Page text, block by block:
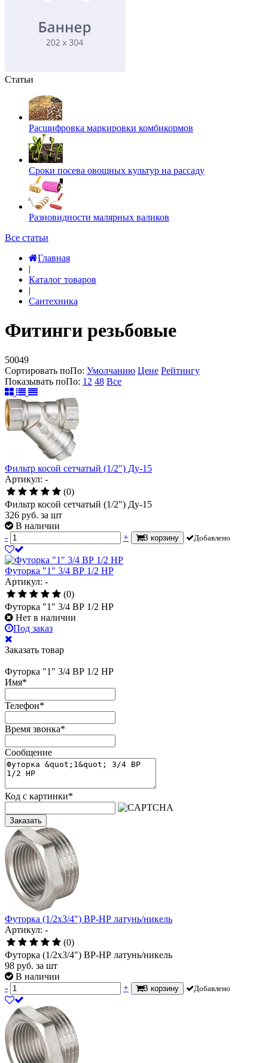
Статьи
Расшифровка маркировки комбикормов
Сроки посева овощных культур на рассаду
Разновидности малярных валиков
Все статьи
Главная
|
Каталог товаров
|
Сантехника
Фитинги резьбовые
50049
Сортировать поПо: Умолчанию Цене Рейтингу
Показывать поПо: 12 48 Все
Фильтр косой сетчатый (1/2") Ду-15
Артикул: -
(0)
Фильтр косой сетчатый (1/2") Ду-15
326 руб. за шт
В наличии
-
+ В корзину Добавлено
Футорка "1" 3/4 ВР 1/2 НР
Артикул: -
(0)
Футорка "1" 3/4 ВР 1/2 НР
Нет в наличии
Под заказ
Заказать товар
Футорка "1" 3/4 ВР 1/2 НР
Имя*
Телефон*
Время звонка*
Сообщение
Код с картинки*
Заказать
Футорка (1/2х3/4") ВР-НР латунь/никель
Артикул: -
(0)
Футорка (1/2х3/4") ВР-НР латунь/никель
98 руб. за шт
В наличии
-
+ В корзину Добавлено